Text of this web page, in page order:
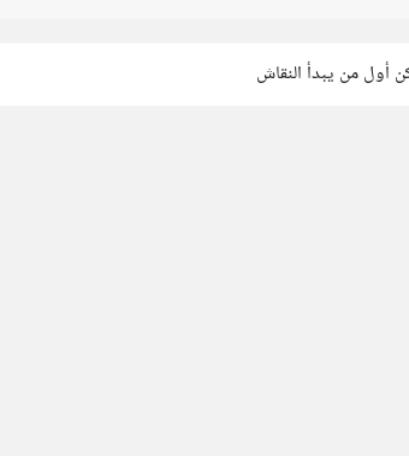
أول من يبدأ النقاش